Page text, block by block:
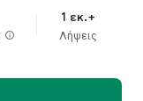
info
1 εκ.+
Λήψεις